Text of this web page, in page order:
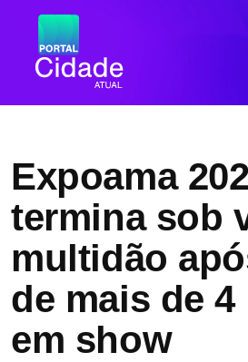
Expoama
termina sob
multidão
de mais de 4
em show